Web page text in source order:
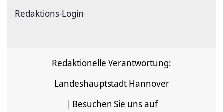
Redaktions-Login
Redaktionelle Verantwortung:
Landeshauptstadt Hannover
| Besuchen Sie uns auf